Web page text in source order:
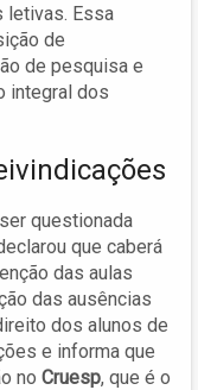
letivas. Essa
de
de pesquisa e
integral dos
questionada
que caberá
das aulas
das ausências
dos alunos de
e informa que
no Cruesp, que é o